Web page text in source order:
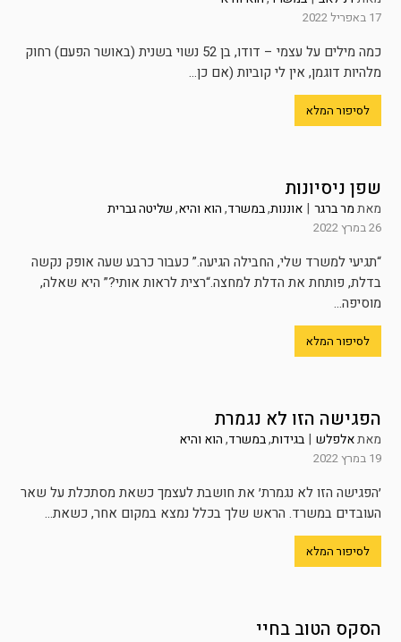
17 באפריל 2022
כמה מילים על עצמי – דודו, בן 52 נשוי בשנית (באושר הפעם) רחוק
מלהיות דוגמן, אין לי קוביות (אם כן...
לסיפור המלא
שפן ניסיונות
מאתמר ברגר | אוננות,במשרד,הוא והיא,שליטה גברית
26 במרץ 2022
“תגיעי למשרד שלי, החבילה הגיעה.” כעבור כרבע שעה אופק נקשה
בדלת, פותחת את הדלת למחצה.“רצית לראות אותי?” היא שאלה,
מוסיפה...
לסיפור המלא
הפגישה הזו לא נגמרת
מאתאלפלש | בגידות,במשרד,הוא והיא
19 במרץ 2022
׳הפגישה הזו לא נגמרת׳ את חושבת לעצמך כשאת מסתכלת על שאר
העובדים במשרד. הראש שלך בכלל נמצא במקום אחר, כשאת...
לסיפור המלא
הסקס הטוב בחיי